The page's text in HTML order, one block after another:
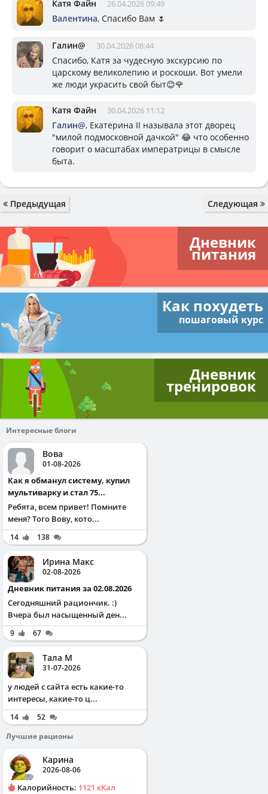
Катя Файн 26.04.2026 09:49
Валентина, Спасибо Вам 🌷
Галин@ 30.04.2026 08:44
Спасибо, Катя за чудесную экскурсию по
царскому великолепию и роскоши. Вот умели
же люди украсить свой быт😊🌹
Катя Файн 30.04.2026 11:12
Галин@, Екатерина II называла этот дворец
"милой подмосковной дачкой" 😂 что особенно
говорит о масштабах императрицы в смысле
быта.
Предыдущая Следующая
Дневник
питания
Как похудеть
пошаговый курс
Дневник
тренировок
Интересные блоги
Вова
01-08-2026
Как я обманул систему, купил
мультиварку и стал 75...
Ребята, всем привет! Помните
меня? Того Вову, кото...
14 138
Ирина Макс
02-08-2026
Дневник питания за 02.08.2026
Сегодняшний рациончик. :)
Вчера был насыщенный ден...
9 67
Тала М
31-07-2026
у людей с сайта есть какие-то
интересы, какие-то ц...
14
52
Лучшие рационы
Карина
2026-08-06
Калорийность: 1121 кКал